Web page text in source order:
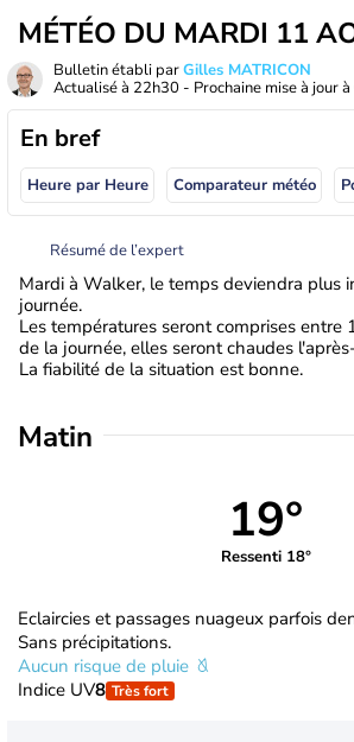
MÉTÉO DU MARDI 11
Bulletin établi parGilles MATRICON
Actualisé à 22h30 - Prochaine mise à jour à
En bref
Heure par Heure Comparateur météo
Résumé de l’expert
Mardi à Walker, le temps deviendra plus
journée.
Les températures seront comprises entre
de la journée, elles seront chaudes
La fiabilité de la situation est bonne.
Matin
19°
Ressenti 18°
Eclaircies et passages nuageux parfois
Sans précipitations.
Aucun risque de pluie
Indice UV8 Très fort